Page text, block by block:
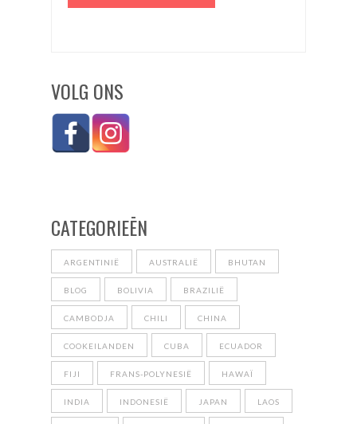
VOLG ONS
CATEGORIEĒN
ARGENTINIË AUSTRALIË BHUTAN
BLOG BOLIVIA BRAZILIË
CAMBODJA CHILI CHINA
COOKEILANDEN CUBA ECUADOR
FIJI FRANS-POLYNESIË HAWAÏ
INDIA INDONESIË JAPAN LAOS